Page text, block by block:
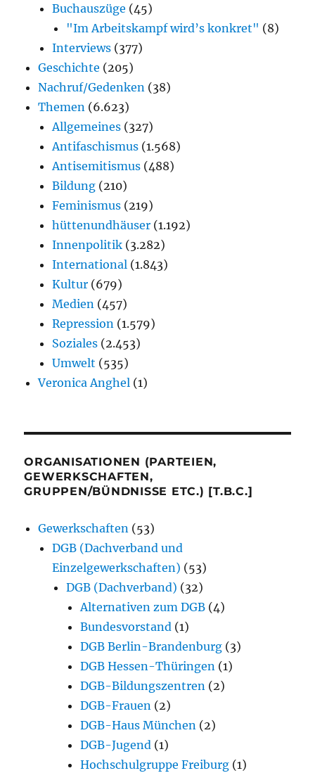
Buchauszüge (45)
"Im Arbeitskampf wird’s konkret" (8)
Interviews (377)
Geschichte (205)
Nachruf/Gedenken (38)
Themen (6.623)
Allgemeines (327)
Antifaschismus (1.568)
Antisemitismus (488)
Bildung (210)
Feminismus (219)
hüttenundhäuser (1.192)
Innenpolitik (3.282)
International (1.843)
Kultur (679)
Medien (457)
Repression (1.579)
Soziales (2.453)
Umwelt (535)
Veronica Anghel (1)
ORGANISATIONEN (PARTEIEN,
GEWERKSCHAFTEN,
GRUPPEN/BÜNDNISSE ETC.) [T.B.C.]
Gewerkschaften (53)
DGB (Dachverband und
Einzelgewerkschaften) (53)
DGB (Dachverband) (32)
Alternativen zum DGB (4)
Bundesvorstand (1)
DGB Berlin-Brandenburg (3)
DGB Hessen-Thüringen (1)
DGB-Bildungszentren (2)
DGB-Frauen (2)
DGB-Haus München (2)
DGB-Jugend (1)
Hochschulgruppe Freiburg (1)